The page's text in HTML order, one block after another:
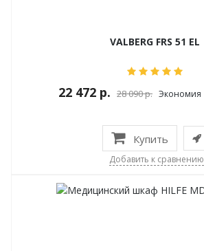
VALBERG FRS 51 EL
22 472 р. 28 090 р. Экономия
Купить
Добавить к сравнению